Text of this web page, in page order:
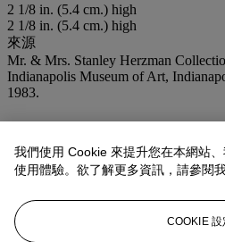
2 1/8 in. (5.4 cm.) high
2 1/8 in. (5.4 cm.) high
來源
Mr. & Mrs. Stanley Herzman
Indianapolis Museum of Art,
1983.
我們使用 Cookie 來提升您在本網站
使用體驗。欲了解更多資訊，請參閱
COOKIE 設